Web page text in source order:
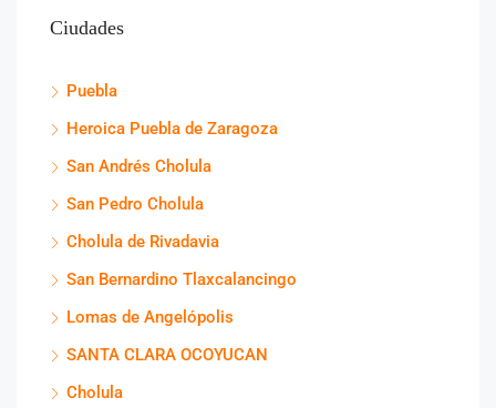
Ciudades
Puebla
Heroica Puebla de Zaragoza
San Andrés Cholula
San Pedro Cholula
Cholula de Rivadavia
San Bernardino Tlaxcalancingo
Lomas de Angelópolis
SANTA CLARA OCOYUCAN
Cholula